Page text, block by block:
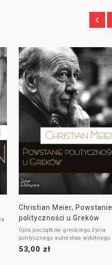
Christian Meier, Powstanie
polityczności u Greków
Opis początków greckiego życia
politycznego autorstwa wybitnego
niemieckiego historyka.
53,00 zł